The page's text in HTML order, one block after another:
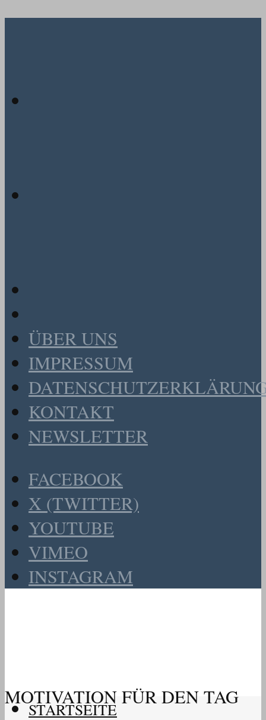
ÜBER UNS
IMPRESSUM
KONTAKT
NEWSLETTER
FACEBOOK
X (TWITTER)
YOUTUBE
VIMEO
INSTAGRAM
MOTIVATION FÜR DEN TAG
STARTSEITE